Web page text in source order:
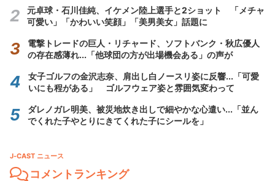
元卓球・石川佳純、イケメン陸上選手と2ショット 「メチャ
可愛い」「かわいい笑顔」「美男美女」話題に
電撃トレードの巨人・リチャード、ソフトバンク・秋広優人
の存在感薄れ...「他球団の方が出場機会ある」の声が
女子ゴルフの金沢志奈、肩出し白ノースリ姿に反響...「可愛
いにも程がある」 ゴルフウェア姿と雰囲気変わって
ダレノガレ明美、被災地炊き出しで細やかな心遣い...「並ん
でくれた子やとりにきてくれた子にシールを」
J-CAST ニュース
コメントランキング